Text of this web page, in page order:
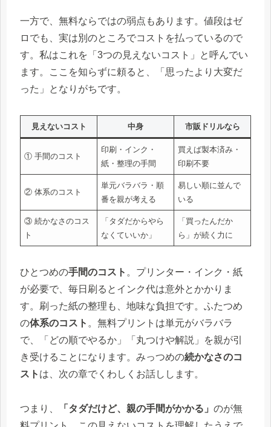
一方で、無料ならではの弱点もあります。値段はゼ
ロでも、実は別のところでコストを払っているので
す。私はこれを「3つの見えないコスト」と呼んでい
ます。ここを知らずに頼ると、「思ったより大変だ
った」となりがちです。
見えないコスト 中身 市販ドリルなら
① 手間のコスト
印刷・インク・
紙・整理の手間
買えば製本済み・
印刷不要
② 体系のコスト
単元バラバラ・順
番を親が考える
易しい順に並んで
いる
③ 続かなさのコス
ト
「タダだからやら
なくていいか」
「買ったんだか
ら」が続く力に
ひとつめの手間のコスト 。プリンター・インク・紙
が必要で、毎日刷るとインク代は意外とかかりま
す。刷った紙の整理も、地味な負担です。ふたつめ
の体系のコスト 。無料プリントは単元がバラバラ
で、「どの順でやるか」「丸つけや解説」を親が引
き受けることになります。みっつめの続かなさのコ
スト は、次の章でくわしくお話しします。
つまり、 「タダだけど、親の手間がかかる」 のが無